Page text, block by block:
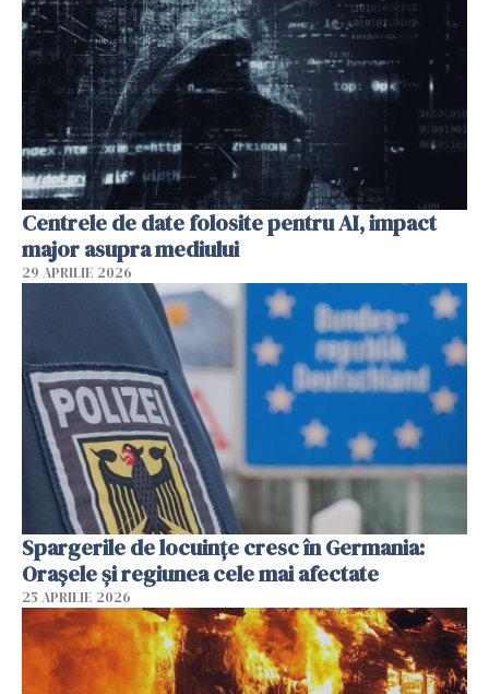
Centrele de date folosite pentru AI, impact
major asupra mediului
29 APRILIE 2026
Spargerile de locuințe cresc în Germania:
Orașele și regiunea cele mai afectate
25 APRILIE 2026